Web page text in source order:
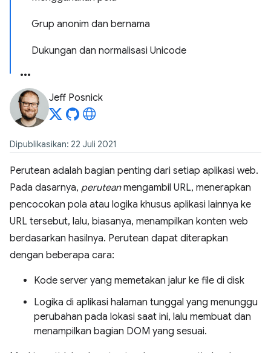
Grup anonim dan bernama
Dukungan dan normalisasi Unicode
Jeff Posnick
Dipublikasikan: 22 Juli 2021
Perutean adalah bagian penting dari setiap aplikasi web.
Pada dasarnya, peruteanmengambil URL, menerapkan
pencocokan pola atau logika khusus aplikasi lainnya ke
URL tersebut, lalu, biasanya, menampilkan konten web
berdasarkan hasilnya. Perutean dapat diterapkan
dengan beberapa cara:
Kode server yang memetakan jalur ke file di disk
Logika di aplikasi halaman tunggal yang menunggu
perubahan pada lokasi saat ini, lalu membuat dan
menampilkan bagian DOM yang sesuai.